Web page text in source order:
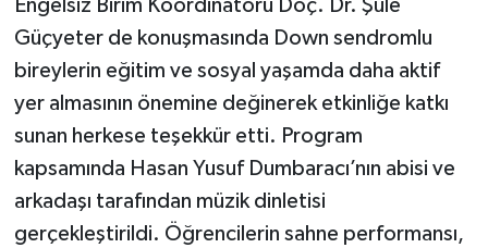
Engelsiz Birim Koordinatörü Doç. Dr. Şule
Güçyeter de konuşmasında Down sendromlu
bireylerin eğitim ve sosyal yaşamda daha aktif
yer almasının önemine değinerek etkinliğe katkı
sunan herkese teşekkür etti. Program
kapsamında Hasan Yusuf Dumbaracı’nın abisi ve
arkadaşı tarafından müzik dinletisi
gerçekleştirildi. Öğrencilerin sahne performansı,